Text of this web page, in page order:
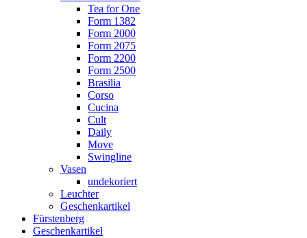
Tea for One
Form 1382
Form 2000
Form 2075
Form 2200
Form 2500
Brasilia
Corso
Cucina
Cult
Daily
Move
Swingline
Vasen
undekoriert
Leuchter
Geschenkartikel
Fürstenberg
Geschenkartikel